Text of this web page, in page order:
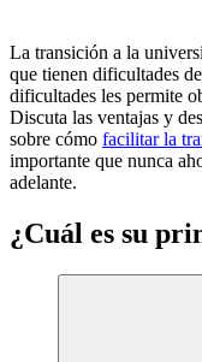
La transición a la
que tienen dificultades
dificultades les permite
Discuta las ventajas y
sobre cómo facilitar la
importante que nunca
adelante.
¿Cuál es su